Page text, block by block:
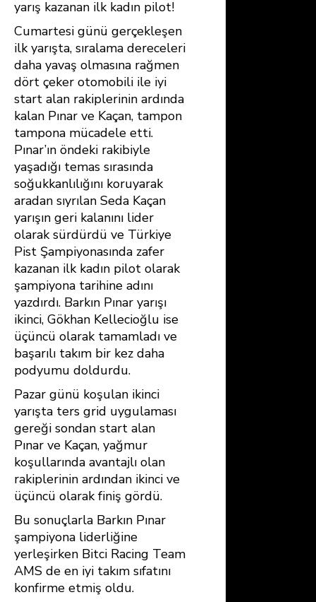
yarış kazanan ilk kadın pilot!
Cumartesi günü gerçekleşen
ilk yarışta, sıralama dereceleri
daha yavaş olmasına rağmen
dört çeker otomobili ile iyi
start alan rakiplerinin ardında
kalan Pınar ve Kaçan, tampon
tampona mücadele etti.
Pınar’ın öndeki rakibiyle
yaşadığı temas sırasında
soğukkanlılığını koruyarak
aradan sıyrılan Seda Kaçan
yarışın geri kalanını lider
olarak sürdürdü ve Türkiye
Pist Şampiyonasında zafer
kazanan ilk kadın pilot olarak
şampiyona tarihine adını
yazdırdı. Barkın Pınar yarışı
ikinci, Gökhan Kellecioğlu ise
üçüncü olarak tamamladı ve
başarılı takım bir kez daha
podyumu doldurdu.
Pazar günü koşulan ikinci
yarışta ters grid uygulaması
gereği sondan start alan
Pınar ve Kaçan, yağmur
koşullarında avantajlı olan
rakiplerinin ardından ikinci ve
üçüncü olarak finiş gördü.
Bu sonuçlarla Barkın Pınar
şampiyona liderliğine
yerleşirken Bitci Racing Team
AMS de en iyi takım sıfatını
konfirme etmiş oldu.